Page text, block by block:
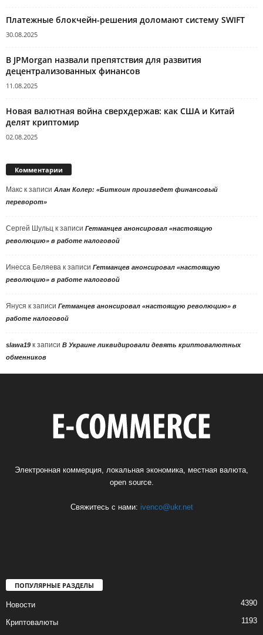
Платежные блокчейн-решения доломают систему SWIFT
30.08.2025
В JPMorgan назвали препятствия для развития
децентрализованных финансов
11.08.2025
Новая валютная война сверхдержав: как США и Китай
делят криптомир
02.08.2025
Комментарии
Макс к записи Алан Колер: «Биткоин произведет финансовый
переворот»
Сергей Шульц к записи Гетманцев анонсировал «настоящую
революцию» в работе налоговой
Инесса Беляева к записи Гетманцев анонсировал «настоящую
революцию» в работе налоговой
Януся к записи Гетманцев анонсировал «настоящую революцию» в
работе налоговой
slawa19 к записи В Украине ликвидировали девять криптовалютных
обменников
Электронная коммерция, локальная экономика, местная валюта,
open source.
Свяжитесь с нами: ivenco@ukr.net
ПОПУЛЯРНЫЕ РАЗДЕЛЫ
Новости 4390
Криптовалюты
1193